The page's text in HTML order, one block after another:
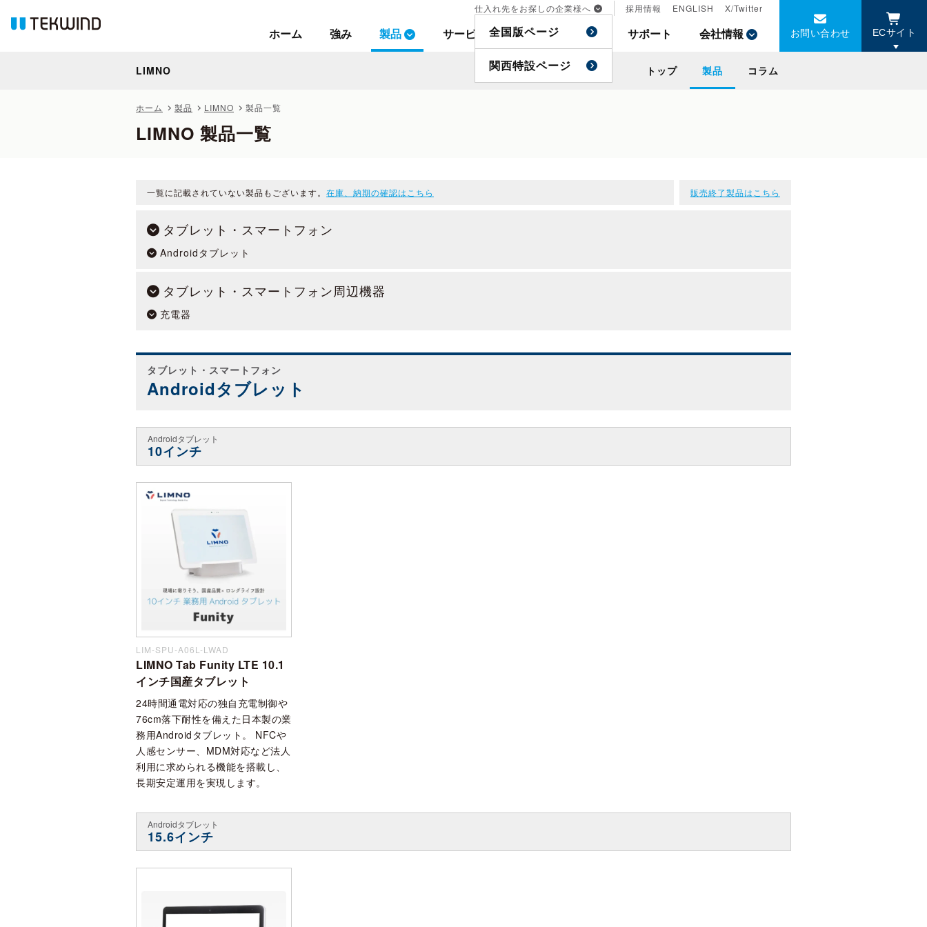
ホーム 強み 製品 サービス 事例 特集 サポート 会社情報
仕入れ先をお探しの企業様へ
全国版ページ
関西特設ページ
採用情報 ENGLISH X/Twitter
お問い合わせ ECサイト
LIMNO トップ 製品 コラム
ホーム 製品 LIMNO 製品一覧
LIMNO 製品一覧
ホーム 強み 製品 サービス 事例 特集 サポート 会社情報
仕入れ先をお探しの企業様へ
全国版ページ
関西特設ページ
採用情報 ENGLISH X/Twitter
お問い合わせ ECサイト
LIMNO トップ 製品 コラム
一覧に記載されていない製品もございます。 在庫、納期の確認はこちら 販売終了製品はこちら
タブレット・スマートフォン
Androidタブレット
タブレット・スマートフォン周辺機器
充電器
タブレット・スマートフォン
Androidタブレット
Androidタブレット
10インチ
LIM-SPU-A06L-LWAD
LIMNO Tab Funity LTE 10.1
インチ国産タブレット
24時間通電対応の独自充電制御や
76cm落下耐性を備えた日本製の業
務用Androidタブレット。 NFCや
人感センサー、MDM対応など法人
利用に求められる機能を搭載し、
長期安定運用を実現します。
Androidタブレット
15.6インチ